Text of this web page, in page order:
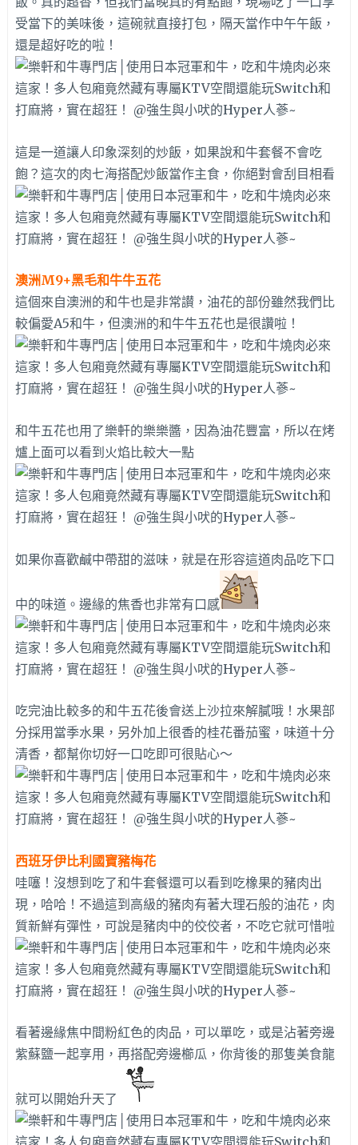
受當下的美味後，這碗就直接打包，隔天當作中午午飯，
還是超好吃的啦！
這是一道讓人印象深刻的炒飯，如果說和牛套餐不會吃
飽？這次的肉七海搭配炒飯當作主食，你絕對會刮目相看
澳洲M9+黑毛和牛牛五花
這個來自澳洲的和牛也是非常讃，油花的部份雖然我們比
較偏愛A5和牛，但澳洲的和牛牛五花也是很讚啦！
和牛五花也用了樂軒的樂樂醬，因為油花豐富，所以在烤
爐上面可以看到火焰比較大一點
如果你喜歡鹹中帶甜的滋味，就是在形容這道肉品吃下口
中的味道。邊緣的焦香也非常有口感
吃完油比較多的和牛五花後會送上沙拉來解膩哦！水果部
分採用當季水果，另外加上很香的桂花番茄蜜，味道十分
清香，都幫你切好一口吃即可很貼心～
西班牙伊比利國寶豬梅花
哇噻！沒想到吃了和牛套餐還可以看到吃橡果的豬肉出
現，哈哈！不過這到高級的豬肉有著大理石般的油花，肉
質新鮮有彈性，可說是豬肉中的佼佼者，不吃它就可惜啦
看著邊緣焦中間粉紅色的肉品，可以單吃，或是沾著旁邊
紫蘇鹽一起享用，再搭配旁邊櫛瓜，你背後的那隻美食龍
就可以開始升天了